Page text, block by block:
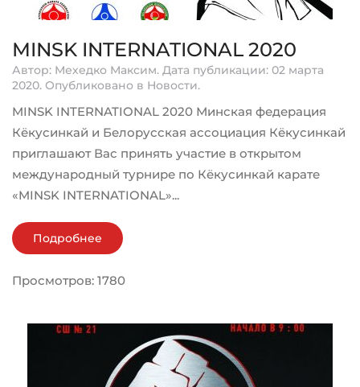
MINSK INTERNATIONAL 2020
Автор: Мехедко Максим. Дата публикации: 02 марта
2020. Опубликовано в Новости.
MINSK INTERNATIONAL 2020 Минская федерация
Кёкусинкай и Белорусская ассоциация Кёкусинкай
приглашают Вас принять участие в открытом
международный турнире по Кёкусинкай карате
«MINSK INTERNATIONAL»...
Подробнее
Просмотров: 1780